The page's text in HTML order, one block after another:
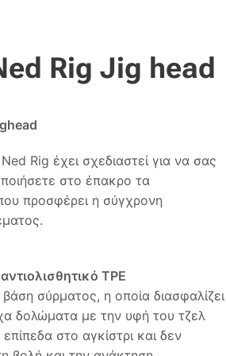
Rig Jig head
Rig έχει σχεδιαστεί για να σας
στο έπακρο τα
προσφέρει η σύγχρονη
TPE
σύρματος, η οποία διασφαλίζει
δολώματα με την υφή του τζελ
στο αγκίστρι και δεν